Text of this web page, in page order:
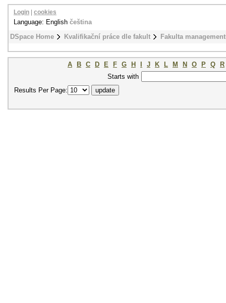
DSpace Home Kvalifikační práce dle fakult Fakulta
Login cookies
Language: English čeština
A B C D E F G H J K L M N O P Q
R
Starts with
Results Per Page: